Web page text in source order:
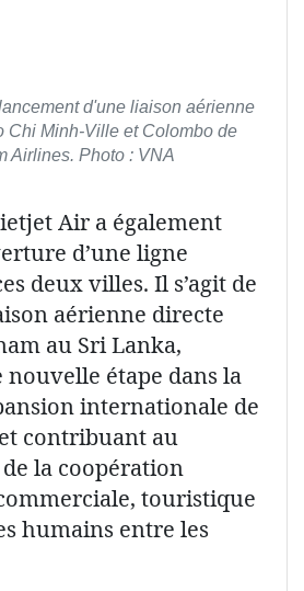
d'une liaison aérienne
Chi Minh-Ville et Colombo de
Airlines. Photo : VNA
Air a également
d’une ligne
deux villes. Il s’agit de
aérienne directe
au Sri Lanka,
étape dans la
internationale de
contribuant au
la coopération
touristique
humains entre les